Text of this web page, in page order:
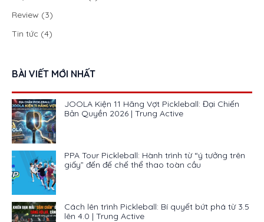
Review (3)
Tin tức (4)
BÀI VIẾT MỚI NHẤT
JOOLA Kiện 11 Hãng Vợt Pickleball: Đại Chiến
Bản Quyền 2026 | Trung Active
PPA Tour Pickleball: Hành trình từ “ý tưởng trên
giấy” đến đế chế thể thao toàn cầu
Cách lên trình Pickleball: Bí quyết bứt phá từ 3.5
lên 4.0 | Trung Active